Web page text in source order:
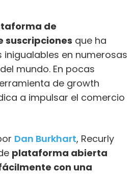
de
suscripciones que ha
en numerosas
mundo. En pocas
de growth
a impulsar el comercio
Dan Burkhart, Recurly
plataforma abierta
con una